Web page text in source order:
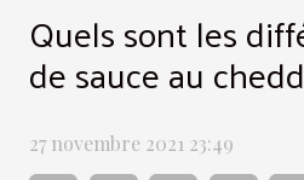
Quels sont les
de sauce au
27 novembre 2021 23:49